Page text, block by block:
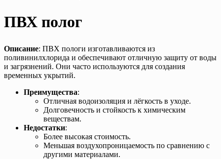
ПВХ полог
Описание: ПВХ пологи изготавливаются из
поливинилхлорида и обеспечивают отличную защиту от воды
и загрязнений. Они часто используются для создания
временных укрытий.
Преимущества:
Отличная водоизоляция и лёгкость в уходе.
Долговечность и стойкость к химическим
веществам.
Недостатки:
Более высокая стоимость.
Меньшая воздухопроницаемость по сравнению с
другими материалами.